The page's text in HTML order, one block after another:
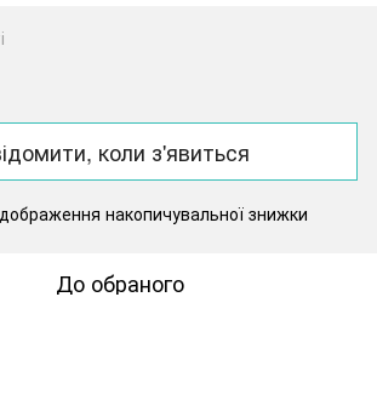
коли з'явиться
накопичувальної знижки
До обраного